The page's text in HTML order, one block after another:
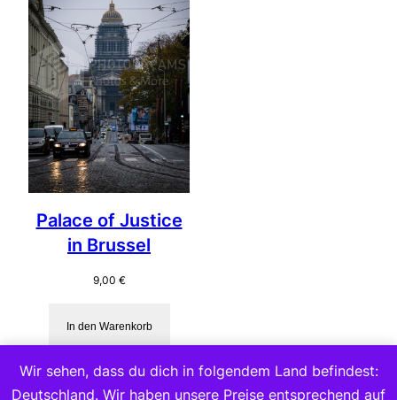
Palace of Justice
in Brussel
9,00 €
In den Warenkorb
Wir sehen, dass du dich in folgendem Land befindest:
Deutschland. Wir haben unsere Preise entsprechend auf